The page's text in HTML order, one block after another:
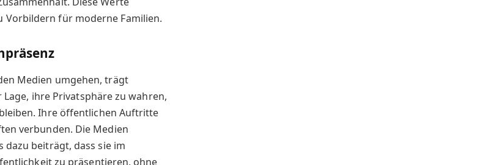
Vorbildern für moderne Familien.
Medien umgehen, trägt
ihre Privatsphäre zu wahren,
Ihre öffentlichen Auftritte
verbunden. Die Medien
beiträgt, dass sie im
zu präsentieren, ohne